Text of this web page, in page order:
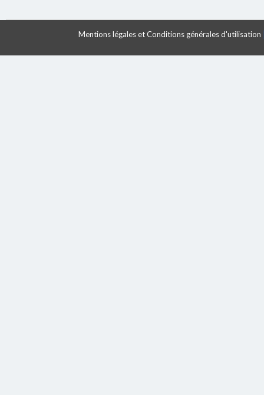
Mentions légales et Conditions générales d'utilisation